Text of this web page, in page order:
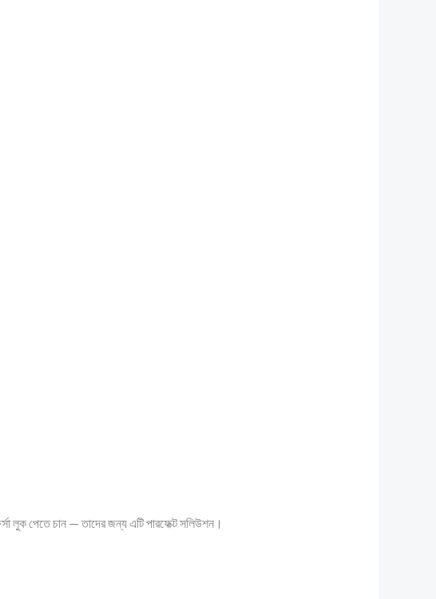
লুক পেতে চান — তাদের জন্য এটি পারফেক্ট সলিউশন।